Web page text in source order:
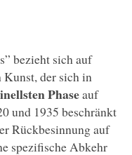
bezieht sich auf
der sich in
Phaseauf
und 1935 beschränkt
Rückbesinnung auf
spezifische Abkehr